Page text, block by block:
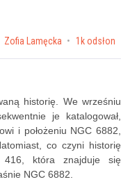
Zofia Lamęcka 1k odsłon
historię. We wrześniu
je katalogował,
i położeniu NGC 6882,
co czyni historię
416, która znajduje się
NGC 6882.